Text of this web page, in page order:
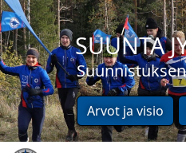
SUUNTA
Arvot ja visio